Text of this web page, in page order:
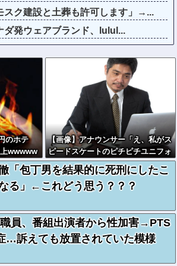
スク建設と土葬も許可します」→...
ダ発ウェアブランド、lulul...
のホテ
wwwww
【画像】アナウンサー「え、私がス
ピードスケートのピチピチユニフォ
ーム着るんですか…？ﾑﾁｨ！！」←
これはお前らに刺さるやろw w w w
w w w w
「包丁男を結果的に死刑にしたこ
る」←これどう思う？？？
員、番組出演者から性加害→PTS
…訴えても放置されていた模様